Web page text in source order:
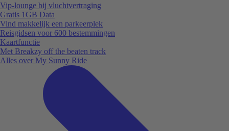
Vip-lounge bij vluchtvertraging
Gratis 1GB Data
Vind makkelijk een parkeerplek
Reisgidsen voor 600 bestemmingen
Kaartfunctie
Met Breakzy off the beaten track
Alles over My Sunny Ride